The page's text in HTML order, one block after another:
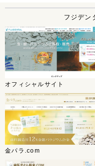
フジデン
オフィシャルサイト
金パラ.com